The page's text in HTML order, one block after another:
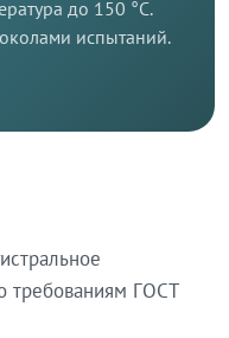
до 150 °C.
испытаний.
требованиям ГОСТ